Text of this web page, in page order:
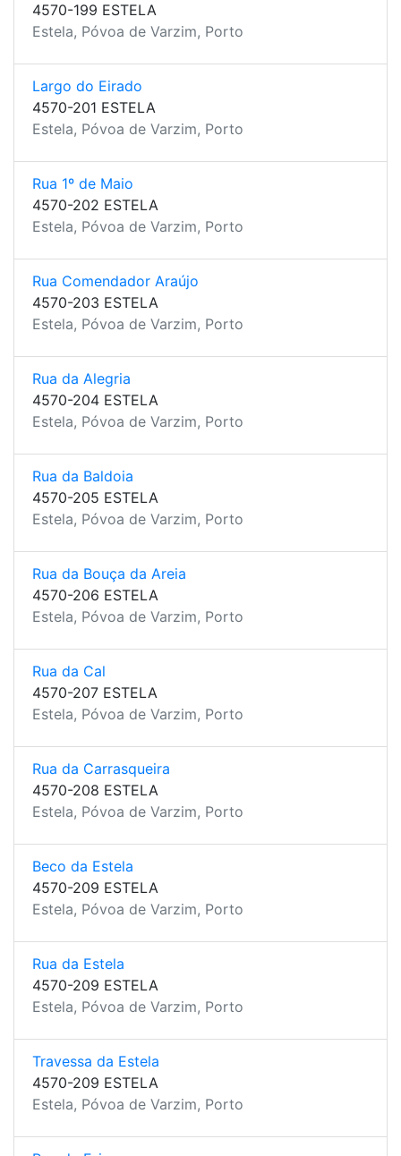
4570-199 ESTELA
Estela, Póvoa de Varzim, Porto
Largo do Eirado
4570-201 ESTELA
Estela, Póvoa de Varzim, Porto
Rua 1º de Maio
4570-202 ESTELA
Estela, Póvoa de Varzim, Porto
Rua Comendador Araújo
4570-203 ESTELA
Estela, Póvoa de Varzim, Porto
Rua da Alegria
4570-204 ESTELA
Estela, Póvoa de Varzim, Porto
Rua da Baldoia
4570-205 ESTELA
Estela, Póvoa de Varzim, Porto
Rua da Bouça da Areia
4570-206 ESTELA
Estela, Póvoa de Varzim, Porto
Rua da Cal
4570-207 ESTELA
Estela, Póvoa de Varzim, Porto
Rua da Carrasqueira
4570-208 ESTELA
Estela, Póvoa de Varzim, Porto
Beco da Estela
4570-209 ESTELA
Estela, Póvoa de Varzim, Porto
Rua da Estela
4570-209 ESTELA
Estela, Póvoa de Varzim, Porto
Travessa da Estela
4570-209 ESTELA
Estela, Póvoa de Varzim, Porto